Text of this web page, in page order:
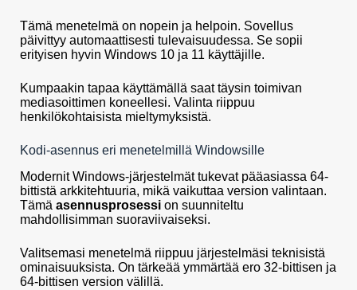
Tämä menetelmä on nopein ja helpoin. Sovellus
päivittyy automaattisesti tulevaisuudessa. Se sopii
erityisen hyvin Windows 10 ja 11 käyttäjille.
Kumpaakin tapaa käyttämällä saat täysin toimivan
mediasoittimen koneellesi. Valinta riippuu
henkilökohtaisista mieltymyksistä.
Kodi-asennus eri menetelmillä Windowsille
Modernit Windows-järjestelmät tukevat pääasiassa 64-
bittistä arkkitehtuuria, mikä vaikuttaa version valintaan.
Tämä asennusprosessi on suunniteltu
mahdollisimman suoraviivaiseksi.
Valitsemasi menetelmä riippuu järjestelmäsi teknisistä
ominaisuuksista. On tärkeää ymmärtää ero 32-bittisen ja
64-bittisen version välillä.